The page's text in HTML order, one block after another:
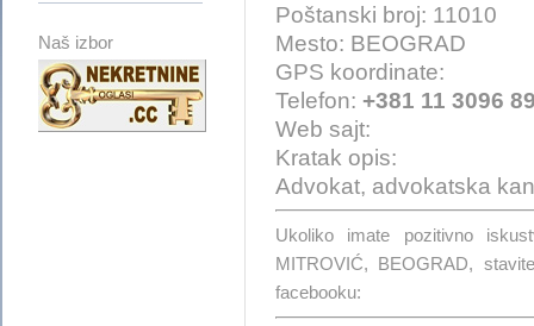
Naš izbor
Poštanski broj: 11010
Mesto: BEOGRAD
GPS koordinate:
Telefon: +381 11 3096
Web sajt:
Kratak opis:
Advokat, advokatska
Ukoliko imate pozitivno
MITROVIĆ, BEOGRAD,
facebooku: